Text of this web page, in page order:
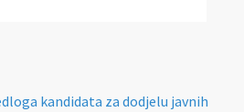
kandidata za dodjelu javnih